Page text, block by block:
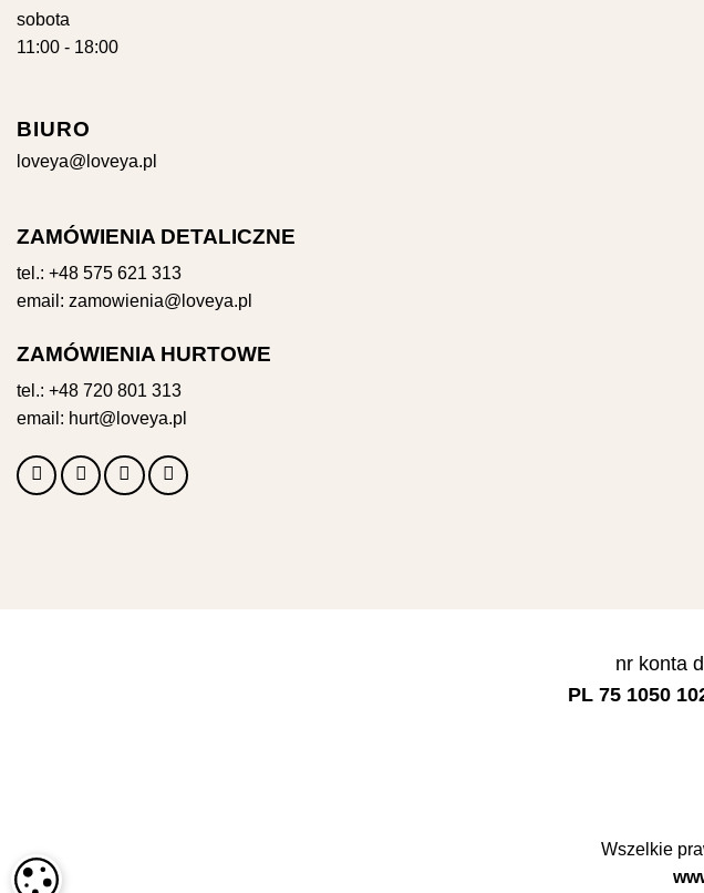
sobota
11:00 - 18:00
BIURO
loveya@loveya.pl
ZAMÓWIENIA DETALICZNE
tel.: +48 575 621 313
email: zamowienia@loveya.pl
ZAMÓWIENIA HURTOWE
tel.: +48 720 801 313
email: hurt@loveya.pl
nr konta
PL 75 1050
Wszelkie
USTAWIENIA PLIKÓW COOKIE